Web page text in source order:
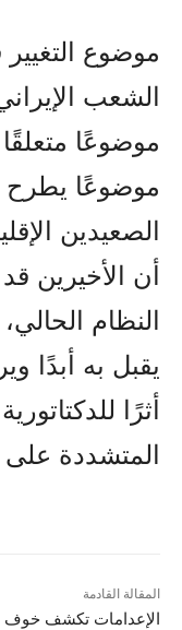
موضوع
الشعب
موضوعًا
موضوعًا يطرح
الصعيدين
أن الأخيرين
النظام
يقبل به أبدًا
أثرًا
المتشددة
المقالة القادمة
الإعدامات تكشف خوف